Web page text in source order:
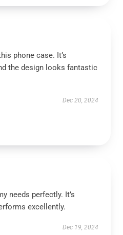
phone case. It’s
the design looks fantastic
Dec 20, 2024
needs perfectly. It’s
excellently.
Dec 19, 2024